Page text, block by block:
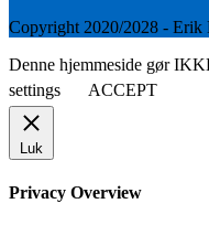
Copyright 2020/2028 - Erik
Denne hjemmeside gør
settings
ACCEPT
Luk
Privacy Overview